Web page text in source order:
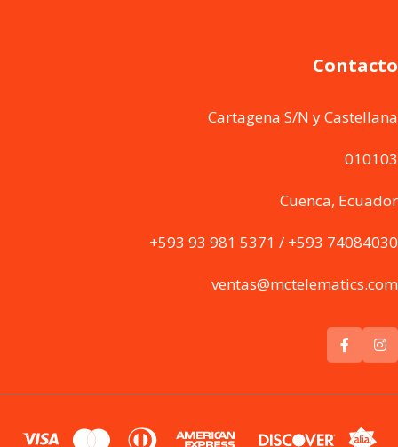
Contacto
Cartagena S/N y Castellana
010103
Cuenca, Ecuador
+593 93 981 5371 / +593 74084030
ventas@mctelematics.com